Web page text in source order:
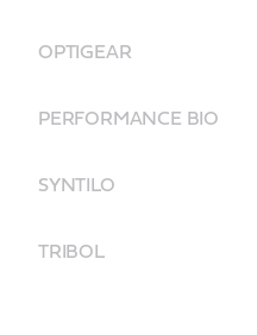
OPTIGEAR
PERFORMANCE BIO
SYNTILO
TRIBOL